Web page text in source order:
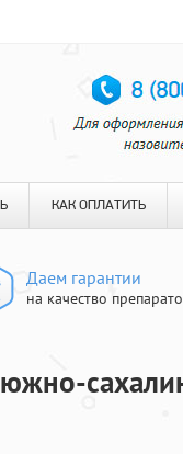
КАК ОПЛАТИТЬ
Даем гарантии
на качество